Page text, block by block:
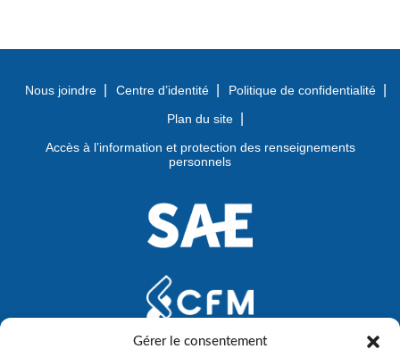
Gérer le consentement
Nous joindre Centre d’identité
Politique de confidentialité
Plan du site
Accès à l’information et protection des renseignements
personnels